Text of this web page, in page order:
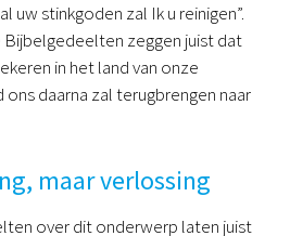
uw stinkgoden zal Ik u reinigen”.
Bijbelgedeelten zeggen juist dat
in het land van onze
daarna zal terugbrengen naar
maar verlossing
over dit onderwerp laten juist